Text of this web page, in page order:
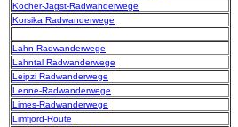
Kocher-Jagst-Radwanderwege
Korsika Radwanderwege
Lahn-Radwanderwege
Lahntal Radwanderwege
Leipzi Radwanderwege
Lenne-Radwanderwege
Limes-Radwanderwege
Limfjord-Route